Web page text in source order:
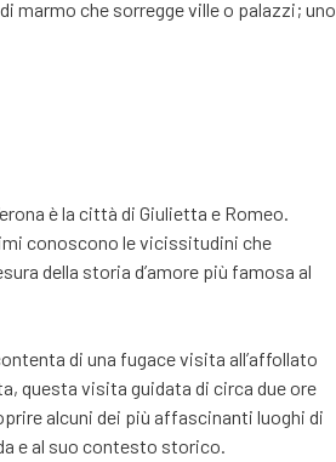
marmo che sorregge ville o palazzi; uno
è la città di Giulietta e Romeo.
conoscono le vicissitudini che
della storia d’amore più famosa al
di una fugace visita all’affollato
questa visita guidata di circa due ore
alcuni dei più affascinanti luoghi di
e al suo contesto storico.